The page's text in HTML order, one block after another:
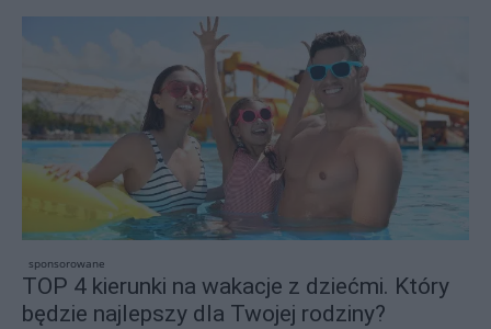
sponsorowane
TOP 4 kierunki na wakacje z dziećmi. Który
będzie najlepszy dla Twojej rodziny?